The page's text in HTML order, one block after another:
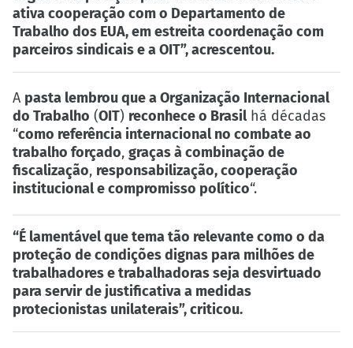
ativa cooperação com o Departamento de
Trabalho dos EUA, em estreita coordenação com
parceiros sindicais e a OIT”, acrescentou.
A pasta lembrou que a Organização Internacional
do Trabalho (OIT) reconhece o Brasilhá décadas
“como referência internacional no combate ao
trabalho forçado, graças à combinação de
fiscalização, responsabilização, cooperação
institucional e compromisso político“.
“É lamentável que tema tão relevante como o da
proteção de condições dignas para milhões de
trabalhadores e trabalhadoras seja desvirtuado
para servir de justificativa a medidas
protecionistas unilaterais”, criticou.